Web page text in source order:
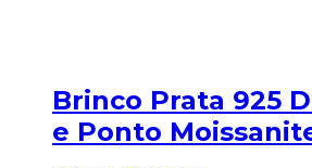
Brinco Prata 925
e Ponto